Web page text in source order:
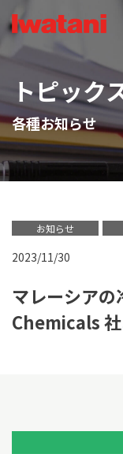
トピック
各種お知らせ
お知らせ
2023/11/30
マレーシア
Chemicals